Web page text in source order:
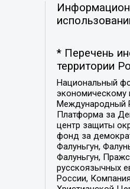
* Перечень
территории
Национальный
экономическому
Международный
Платформа за
центр защиты
фонд за
Фалуньгун,
Фалуньгун,
русскоязычных
России,